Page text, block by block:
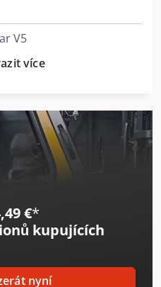
V5
V6
více
€*
kupujících
nyní